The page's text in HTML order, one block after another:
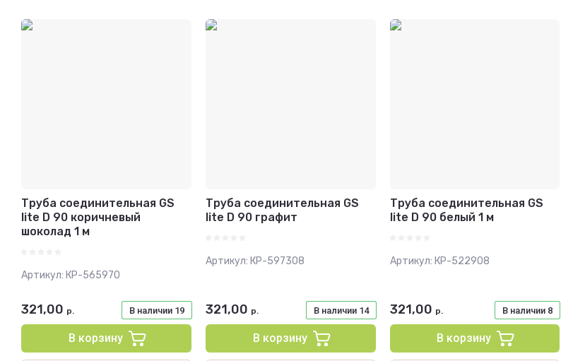
Труба соединительная GS
lite D 90 коричневый
шоколад 1 м
Артикул: КР-565970
В наличии 19
321,00 р.
В корзину
Труба соединительная GS
lite D 90 графит
Артикул: КР-597308
В наличии 14
321,00 р.
В корзину
Труба соединительная GS
lite D 90 белый 1 м
Артикул: КР-522908
В наличии 8
321,00 р.
В корзину